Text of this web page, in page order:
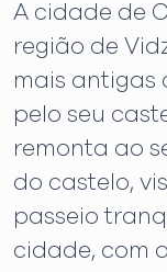
A cidade de
região de
mais antigas
pelo seu
remonta ao
do castelo,
passeio
cidade, com